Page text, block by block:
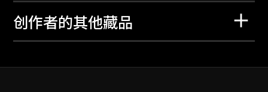
创作者的其他藏品